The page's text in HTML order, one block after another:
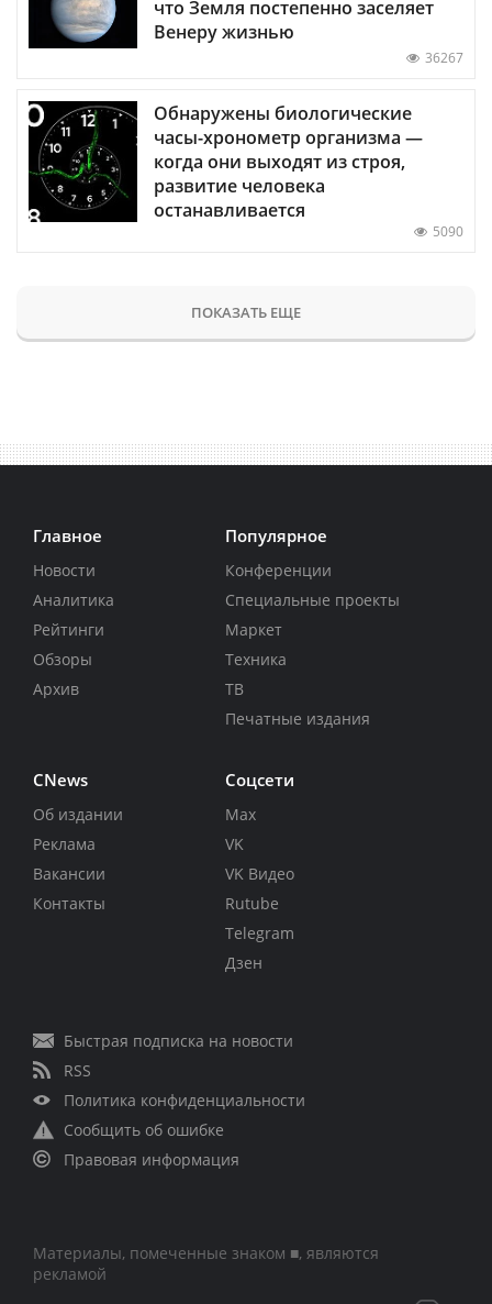
что Земля постепенно заселяет
Венеру жизнью
36267
Обнаружены биологические
часы-хронометр организма —
когда они выходят из строя,
развитие человека
останавливается
5090
ПОКАЗАТЬ ЕЩЕ
Главное
Новости
Аналитика
Рейтинги
Обзоры
Архив
Популярное
Конференции
Специальные проекты
Маркет
Техника
ТВ
Печатные издания
CNews
Об издании
Реклама
Вакансии
Контакты
Соцсети
Max
VK
VK Видео
Rutube
Telegram
Дзен
Быстрая подписка на новости
RSS
Политика конфиденциальности
Сообщить об ошибке
Правовая информация
Материалы, помеченные знаком ■, являются
рекламой